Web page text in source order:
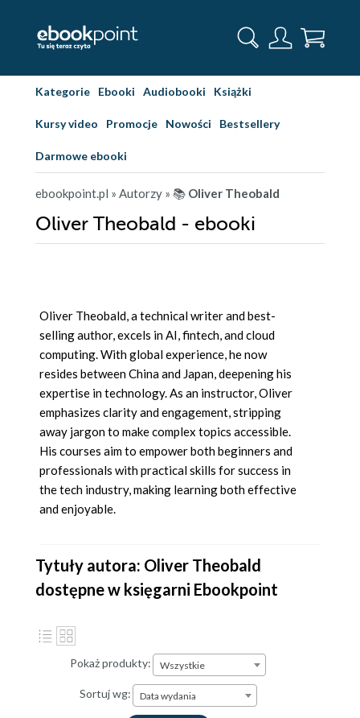
Kategorie Ebooki Audiobooki Książki
Kursy video Promocje Nowości Bestsellery
Darmowe ebooki
ebookpoint.pl » Autorzy » 📚 Oliver Theobald
Oliver Theobald - ebooki
Oliver Theobald, a technical writer and best-
selling author, excels in AI, fintech, and cloud
computing. With global experience, he now
resides between China and Japan, deepening his
expertise in technology. As an instructor, Oliver
emphasizes clarity and engagement, stripping
away jargon to make complex topics accessible.
His courses aim to empower both beginners and
professionals with practical skills for success in
the tech industry, making learning both effective
and enjoyable.
Tytuły autora: Oliver Theobald
dostępne w księgarni Ebookpoint
Pokaż produkty: Wszystkie
Sortuj wg: Data wydania